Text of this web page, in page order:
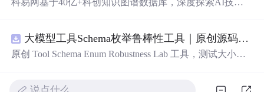
科易网基于40亿+科创知识图谱数据库，深度探索AI技术
新领域的AI+数智化解决方案，推动科技创新与产业创新
智能化发展。
大模型工具Schema枚举鲁棒性工具｜原创源码+测试+离线报告
原创 Tool Schema Enum Robustness Lab 工具，测试大小
说点什么…